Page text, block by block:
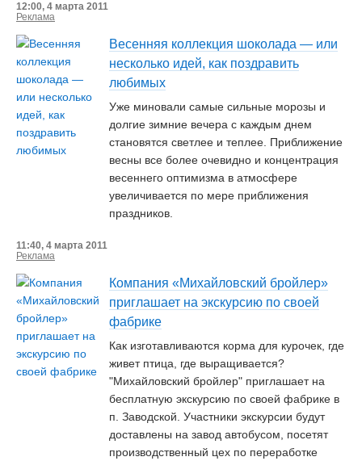
12:00, 4 марта 2011
Реклама
Весенняя коллекция шоколада — или
несколько идей, как поздравить
любимых
Уже миновали самые сильные морозы и
долгие зимние вечера с каждым днем
становятся светлее и теплее. Приближение
весны все более очевидно и концентрация
весеннего оптимизма в атмосфере
увеличивается по мере приближения
праздников.
11:40, 4 марта 2011
Реклама
Компания «Михайловский бройлер»
приглашает на экскурсию по своей
фабрике
Как изготавливаются корма для курочек, где
живет птица, где выращивается?
"Михайловский бройлер" приглашает на
бесплатную экскурсию по своей фабрике в
п. Заводской. Участники экскурсии будут
доставлены на завод автобусом, посетят
производственный цех по переработке